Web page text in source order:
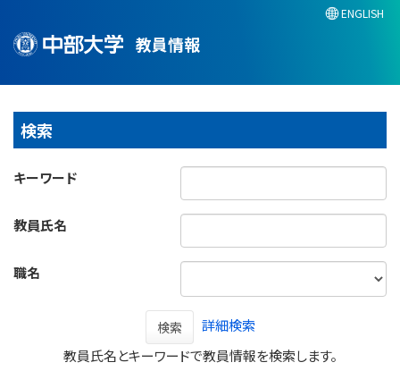
教員情報
ENGLISH
検索
キーワード
教員氏名
職名
検索
詳細検索
教員氏名とキーワードで教員情報を検索します。